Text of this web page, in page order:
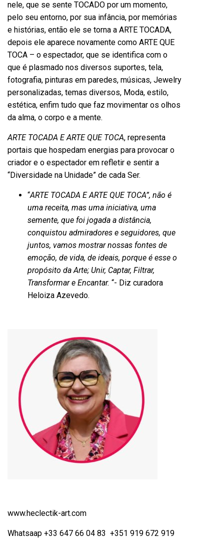
nele, que se sente TOCADO por um momento,
pelo seu entorno, por sua infância, por memórias
e histórias, então ele se torna a ARTE TOCADA,
depois ele aparece novamente como ARTE QUE
TOCA – o espectador, que se identifica com o
que é plasmado nos diversos suportes, tela,
fotografia, pinturas em paredes, músicas, Jewelry
personalizadas, temas diversos, Moda, estilo,
estética, enfim tudo que faz movimentar os olhos
da alma, o corpo e a mente.
ARTE TOCADA E ARTE QUE TOCA, representa
portais que hospedam energias para provocar o
criador e o espectador em refletir e sentir a
“Diversidade na Unidade” de cada Ser.
“ARTE TOCADA E ARTE QUE TOCA”, não é
uma receita, mas uma iniciativa, uma
semente, que foi jogada a distância,
conquistou admiradores e seguidores, que
juntos, vamos mostrar nossas fontes de
emoção, de vida, de ideais, porque é esse o
propósito da Arte; Unir, Captar, Filtrar,
Transformar e Encantar. “- Diz curadora
Heloiza Azevedo.
www.heclectik-art.com
Whatsaap +33 647 66 04 83 +351 919 672 919